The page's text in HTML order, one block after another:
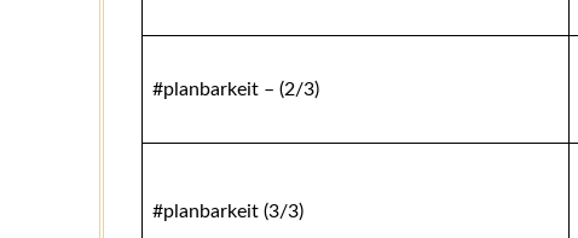
#planbarkeit – (2/3)
#planbarkeit (3/3)